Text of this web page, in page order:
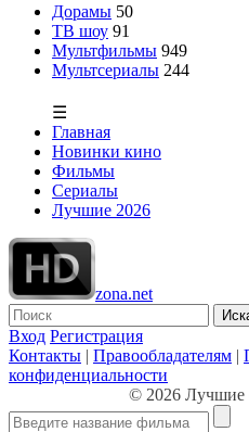
Дорамы 50
ТВ шоу 91
Мультфильмы 949
Мультсериалы 244
☰
Главная
Новинки кино
Фильмы
Сериалы
Лучшие 2026
zona.net
Вход Регистрация
Контакты | Правообладателям |
конфиденциальности
© 2026 Лучшие